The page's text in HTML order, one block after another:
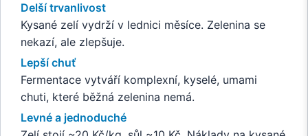
Delší trvanlivost
Kysané zelí vydrží v lednici měsíce. Zelenina se
nekazí, ale zlepšuje.
Lepší chuť
Fermentace vytváří komplexní, kyselé, umami
chuti, které běžná zelenina nemá.
Levné a jednoduché